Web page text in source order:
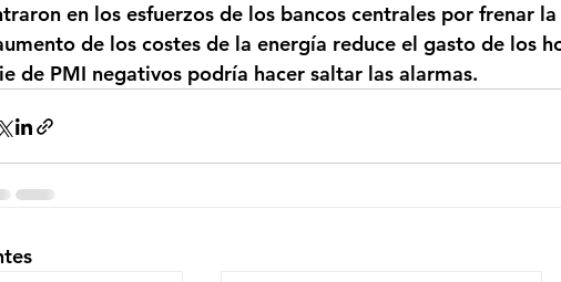
en los esfuerzos de los bancos centrales por frenar
de los costes de la energía reduce el gasto de los
de PMI negativos podría hacer saltar las alarmas.